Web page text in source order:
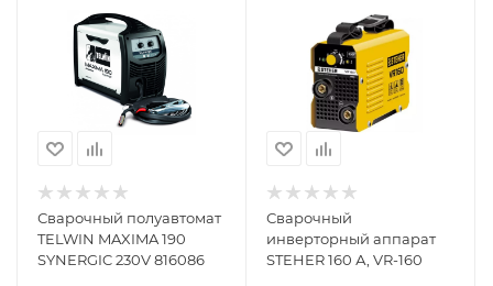
Сварочный полуавтомат
TELWIN MAXIMA 190
SYNERGIC 230V 816086
Сварочный
инверторный аппарат
STEHER 160 А, VR-160